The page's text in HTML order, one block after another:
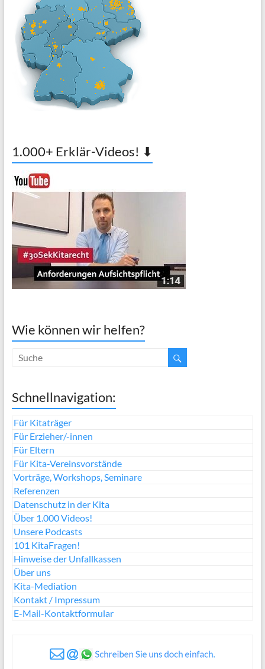
1.000+ Erklär-Videos! ⬇
Wie können wir helfen?
Schnellnavigation:
Für Kitaträger
Für Erzieher/-innen
Für Eltern
Für Kita-Vereinsvorstände
Vorträge, Workshops, Seminare
Referenzen
Datenschutz in der Kita
Über 1.000 Videos!
Unsere Podcasts
101 KitaFragen!
Hinweise der Unfallkassen
Über uns
Kita-Mediation
Kontakt / Impressum
E-Mail-Kontaktformular